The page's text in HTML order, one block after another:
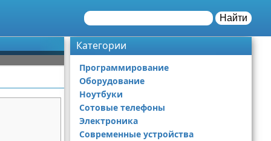
Найти
Категории
Программирование
Оборудование
Ноутбуки
Сотовые телефоны
Электроника
Современные устройства